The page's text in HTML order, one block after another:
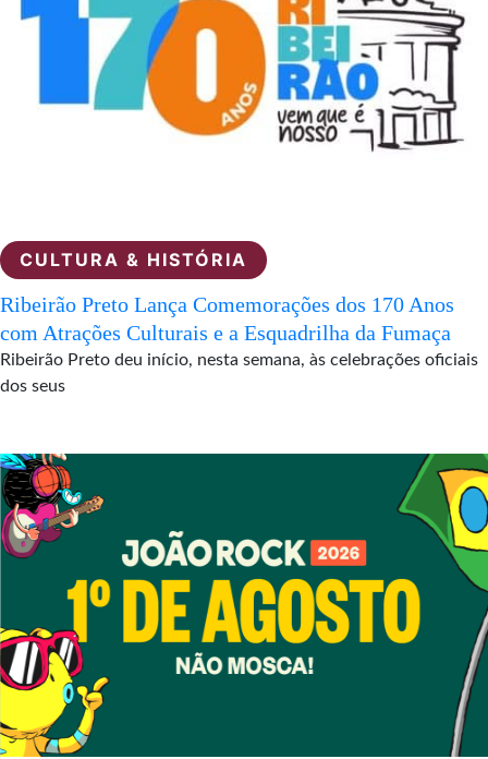
CULTURA & HISTÓRIA
Ribeirão Preto Lança Comemorações dos 170 Anos
com Atrações Culturais e a Esquadrilha da Fumaça
Ribeirão Preto deu início, nesta semana, às celebrações oficiais
dos seus